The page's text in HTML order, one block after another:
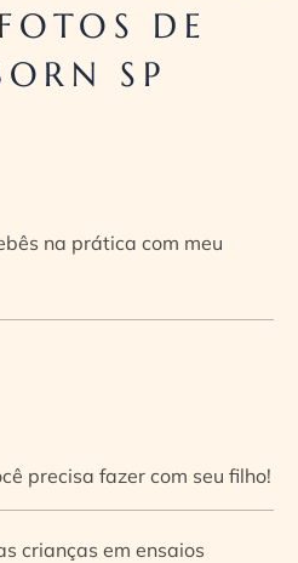
DE
SP
na prática com meu
precisa fazer com seu filho!
crianças em ensaios